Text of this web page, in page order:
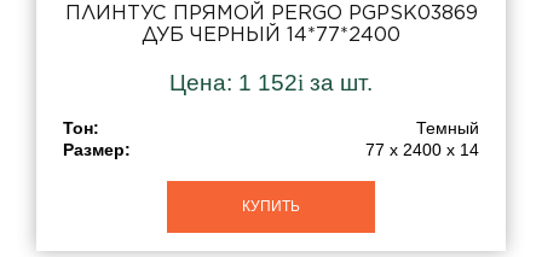
ПЛИНТУС ПРЯМОЙ PERGO PGPSK03869
ДУБ ЧЕРНЫЙ 14*77*2400
Цена: 1 152i за шт.
Тон:
Темный
Размер:
77 x 2400 x 14
КУПИТЬ